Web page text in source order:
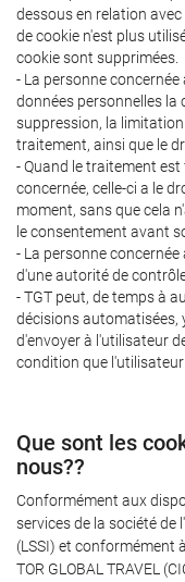
dessous en relation
de cookie n'est plus
cookie sont supprimées.
- La personne
données personnelles
suppression, la
traitement, ainsi que le
- Quand le traitement
concernée, celle-ci a le
moment, sans que cela
le consentement avant
- La personne
d'une autorité de
- TGT peut, de temps à
décisions automatisées,
d'envoyer à l'utilisateur
condition que
Que sont les
nous??
Conformément aux
services de la société
(LSSI) et conformément
TOR GLOBAL TRAVEL